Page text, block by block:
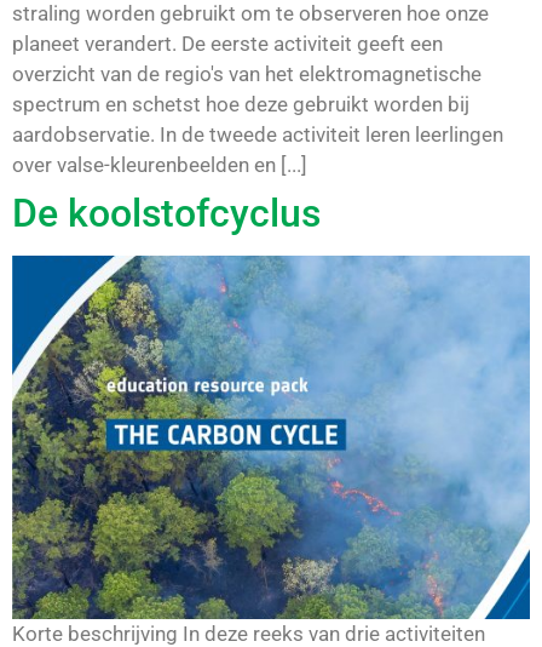
straling worden gebruikt om te observeren hoe onze
planeet verandert. De eerste activiteit geeft een
overzicht van de regio's van het elektromagnetische
spectrum en schetst hoe deze gebruikt worden bij
aardobservatie. In de tweede activiteit leren leerlingen
over valse-kleurenbeelden en [...]
De koolstofcyclus
Korte beschrijving In deze reeks van drie activiteiten